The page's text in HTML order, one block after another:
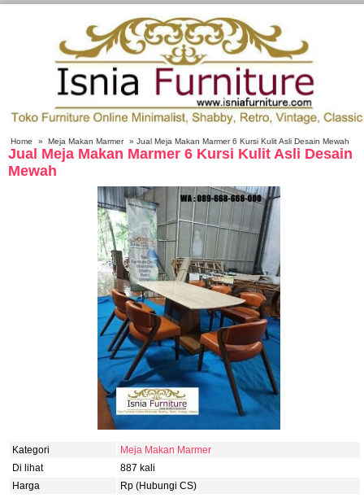
Home » Meja Makan Marmer » Jual Meja Makan Marmer 6 Kursi Kulit Asli Desain Mewah
Jual Meja Makan Marmer 6 Kursi Kulit Asli Desain
Mewah
Kategori
Meja Makan Marmer
Di lihat
887 kali
Harga
Rp (Hubungi CS)